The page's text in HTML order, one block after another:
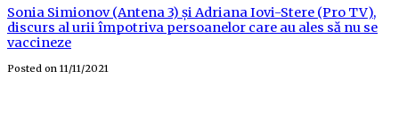
Sonia Simionov (Antena 3) și Adriana Iovi-Stere (Pro TV),
discurs al urii împotriva persoanelor care au ales să nu se
vaccineze
Posted on 11/11/2021